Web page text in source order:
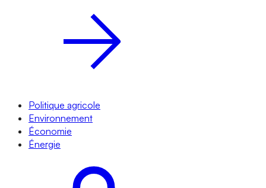
Politique agricole
Environnement
Économie
Énergie